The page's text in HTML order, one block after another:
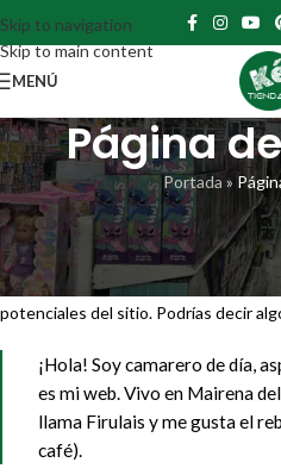
Skip to navigation
Skip to main content
MENÚ
Página
Portada »
Esta es una página de ejemplo. Es
porque permanecerá en un solo lugar
sitio (en la mayoría de los temas). La
con una página «Acerca de» que les
potenciales del sitio. Podrías decir
¡Hola! Soy camarero de día,
es mi web. Vivo en Mairena
llama Firulais y me gusta el
café).